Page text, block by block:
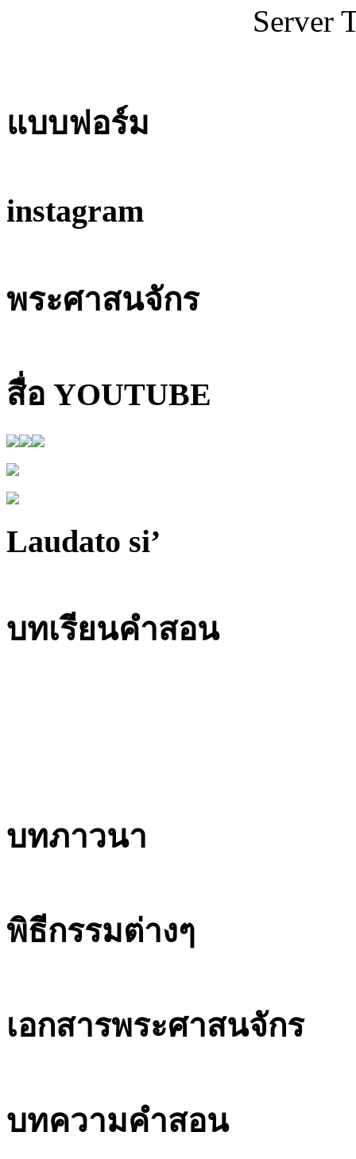
Server
แบบฟอร์ม
instagram
พระศาสนจักร
สื่อ YOUTUBE
Laudato si’
บทเรียนคำสอน
บทภาวนา
พิธีกรรมต่างๆ
เอกสารพระศาสนจักร
บทความคำสอน